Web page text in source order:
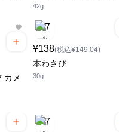
42g
カメ
¥138(税込¥149.04)
本わさび
30g